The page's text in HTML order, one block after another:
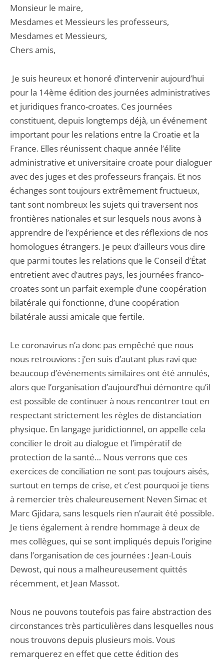
Monsieur le maire,
Mesdames et Messieurs les professeurs,
Mesdames et Messieurs,
Chers amis,
Je suis heureux et honoré d’intervenir aujourd’hui
pour la 14ème édition des journées administratives
et juridiques franco-croates. Ces journées
constituent, depuis longtemps déjà, un événement
important pour les relations entre la Croatie et la
France. Elles réunissent chaque année l’élite
administrative et universitaire croate pour dialoguer
avec des juges et des professeurs français. Et nos
échanges sont toujours extrêmement fructueux,
tant sont nombreux les sujets qui traversent nos
frontières nationales et sur lesquels nous avons à
apprendre de l’expérience et des réflexions de nos
homologues étrangers. Je peux d’ailleurs vous dire
que parmi toutes les relations que le Conseil d’État
entretient avec d’autres pays, les journées franco-
croates sont un parfait exemple d’une coopération
bilatérale qui fonctionne, d’une coopération
bilatérale aussi amicale que fertile.
Le coronavirus n’a donc pas empêché que nous
nous retrouvions : j’en suis d’autant plus ravi que
beaucoup d’événements similaires ont été annulés,
alors que l’organisation d’aujourd’hui démontre qu’il
est possible de continuer à nous rencontrer tout en
respectant strictement les règles de distanciation
physique. En langage juridictionnel, on appelle cela
concilier le droit au dialogue et l’impératif de
protection de la santé… Nous verrons que ces
exercices de conciliation ne sont pas toujours aisés,
surtout en temps de crise, et c’est pourquoi je tiens
à remercier très chaleureusement Neven Simac et
Marc Gjidara, sans lesquels rien n’aurait été possible.
Je tiens également à rendre hommage à deux de
mes collègues, qui se sont impliqués depuis l’origine
dans l’organisation de ces journées : Jean-Louis
Dewost, qui nous a malheureusement quittés
récemment, et Jean Massot.
Nous ne pouvons toutefois pas faire abstraction des
circonstances très particulières dans lesquelles nous
nous trouvons depuis plusieurs mois. Vous
remarquerez en effet que cette édition des